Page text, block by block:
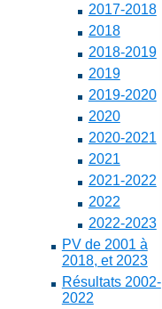
2017-2018
2018
2018-2019
2019
2019-2020
2020
2020-2021
2021
2021-2022
2022
2022-2023
PV de 2001 à
2018, et 2023
Résultats 2002-
2022